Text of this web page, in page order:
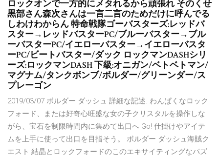
ロックオンで一方的にメタれるから頑張れ そのくせ
黒部さん森次さんは一言二言のためだけに呼んでる
しわけわからん 特命戦隊ゴーバスターズ:レッドバ
スター→レッドバスターPC/ブルーバスター→ブル
ーバスターPC/イエローバスター→イエローバスタ
ーPC/ビートバスター/ダック ロックマンDASHシリ
ーズ:ロックマンDASH 下級:オニガン/ベトベトマン/
マグナム/タンクボンブ/ボルダー/グリーンダー/ス
プレーゴン
2019/03/07 ボルダー ダッシュ 詳細な記述. わんぱくなロック
フォード、または好奇心旺盛な女の子クリスタルを操作しな
がら、宝石を制限時間内に集めて出口へ Go! 仕掛けやアイテ
ムを上手に使って出口を目指そう。 ボルダー ダッシュ海賊ク
エスト 結晶とロックフォードのこのエキサイティングなパズ